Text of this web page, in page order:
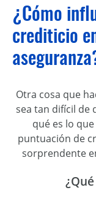
¿Cómo
crediticio
Otra cosa que
sea tan difícil de
qué es lo
puntuación de
sorprendente